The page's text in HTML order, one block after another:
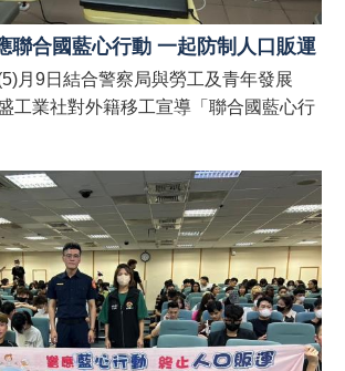
請。聯絡電話：037-356950。 (三)農業
工、其聘僱單位及仲介公司職員為宣導
電話：037-559763。 #苗栗縣政府外籍
人口販運藍心行動BlueHeartCampaign
人口販運網 https://reurl.cc/9E9GAn
裏捍衛藍心最前
p/@122wszsv
聯合國藍心行動 一起防制人口販運
月9日結合警察局與勞工及青年發展
工業社對外籍移工宣導「聯合國藍心行
案件檢舉專線」以及「反詐騙」宣導，
喚起全球各地的防制人口販運意識，並
府、民間社團或私人機構的資源，一起
生！ 【人口販運案件檢舉及被害人保護
1. 勞動部：1955外籍勞工及雇主多國
(提供中、英、越、印、泰等5種語言) 2.
3095 (我想爸爸，響鈴救我，人口販運
警察局：110 【如何申請苗栗縣政府外